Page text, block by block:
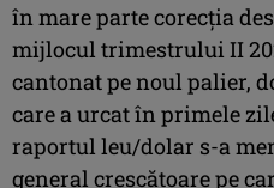
în mare parte corecţia
mijlocul trimestrului II
cantonat pe noul palier,
care a urcat în primele
raportul leu/dolar s-a
general crescătoare pe